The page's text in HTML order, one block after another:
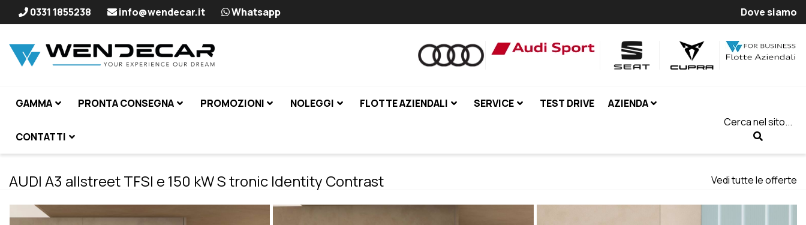
0331 1855238 info@wendecar.it Whatsapp Dove siamo
GAMMA PRONTA CONSEGNA PROMOZIONI NOLEGGI FLOTTE AZIENDALI SERVICE TEST DRIVE AZIENDA
CONTATTI
Cerca nel sito...
AUDI A3 allstreet TFSI e 150 kW S tronic Identity Contrast Vedi tutte le offerte